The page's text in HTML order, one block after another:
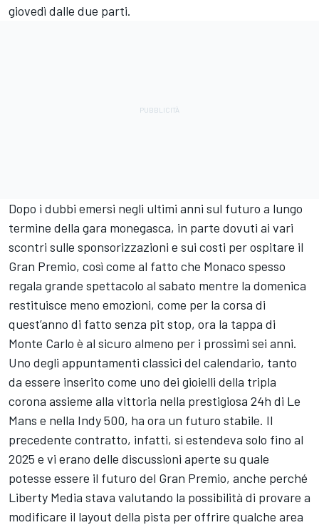
giovedì dalle due parti.
Dopo i dubbi emersi negli ultimi anni sul futuro a lungo
termine della gara monegasca, in parte dovuti ai vari
scontri sulle sponsorizzazioni e sui costi per ospitare il
Gran Premio, così come al fatto che Monaco spesso
regala grande spettacolo al sabato mentre la domenica
restituisce meno emozioni, come per la corsa di
quest’anno di fatto senza pit stop, ora la tappa di
Monte Carlo è al sicuro almeno per i prossimi sei anni.
Uno degli appuntamenti classici del calendario, tanto
da essere inserito come uno dei gioielli della tripla
corona assieme alla vittoria nella prestigiosa 24h di Le
Mans e nella Indy 500, ha ora un futuro stabile. Il
precedente contratto, infatti, si estendeva solo fino al
2025 e vi erano delle discussioni aperte su quale
potesse essere il futuro del Gran Premio, anche perché
Liberty Media stava valutando la possibilità di provare a
modificare il layout della pista per offrire qualche area